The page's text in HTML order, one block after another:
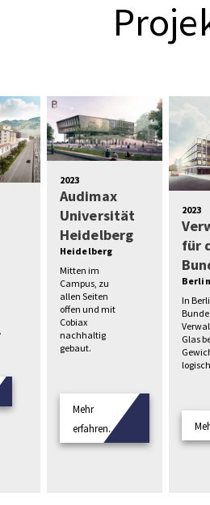
2023
Audimax
Universität
Heidelberg
Heidelberg
Mitten im
Campus, zu
allen Seiten
offen und mit
Cobiax
nachhaltig
gebaut.
Mehr
erfahren.
2023
für
Berlin
In
Glas